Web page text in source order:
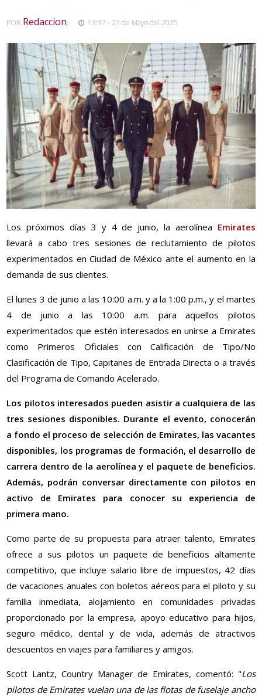
POR Redaccion, 13:37 - 27 de Mayo del 2025
Los próximos días 3 y 4 de junio, la aerolínea Emirates
llevará a cabo tres sesiones de reclutamiento de pilotos
experimentados en Ciudad de México ante el aumento en la
demanda de sus clientes.
El lunes 3 de junio a las 10:00 a.m. y a la 1:00 p.m., y el martes
4 de junio a las 10:00 a.m. para aquellos pilotos
experimentados que estén interesados en unirse a Emirates
como Primeros Oficiales con Calificación de Tipo/No
Clasificación de Tipo, Capitanes de Entrada Directa o a través
del Programa de Comando Acelerado.
Los pilotos interesados pueden asistir a cualquiera de las
tres sesiones disponibles. Durante el evento, conocerán
a fondo el proceso de selección de Emirates, las vacantes
disponibles, los programas de formación, el desarrollo de
carrera dentro de la aerolínea y el paquete de beneficios.
Además, podrán conversar directamente con pilotos en
activo de Emirates para conocer su experiencia de
primera mano.
Como parte de su propuesta para atraer talento, Emirates
ofrece a sus pilotos un paquete de beneficios altamente
competitivo, que incluye salario libre de impuestos, 42 días
de vacaciones anuales con boletos aéreos para el piloto y su
familia inmediata, alojamiento en comunidades privadas
proporcionado por la empresa, apoyo educativo para hijos,
seguro médico, dental y de vida, además de atractivos
descuentos en viajes para familiares y amigos.
Scott Lantz, Country Manager de Emirates, comentó: "Los
pilotos de Emirates vuelan una de las flotas de fuselaje ancho